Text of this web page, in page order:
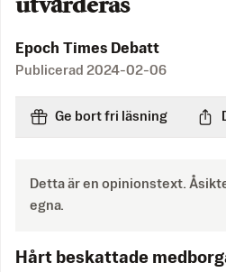
utvärderas
Epoch Times Debatt
Publicerad 2024-02-06
Ge bort fri läsning
Detta är en opinionstext.
egna.
Hårt beskattade